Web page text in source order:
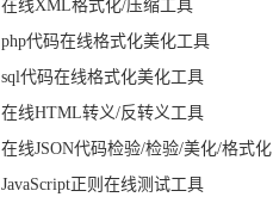
在线XML格式化/压缩工具
php代码在线格式化美化工具
sql代码在线格式化美化工具
在线HTML转义/反转义工具
在线JSON代码检验/检验/美化/格式化
JavaScript正则在线测试工具